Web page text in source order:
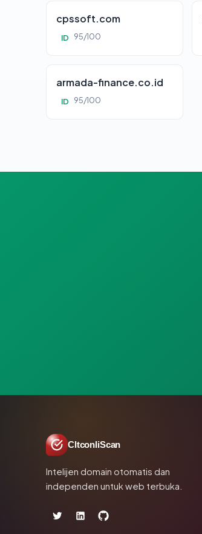
cpssoft.com
ID 95/100
armada-finance.co.id
ID 95/100
CltconliScan
Intelijen domain otomatis dan
independen untuk web terbuka.